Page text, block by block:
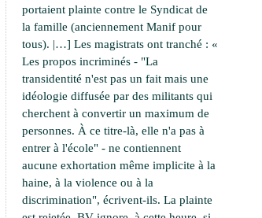
portaient plainte contre le Syndicat de
la famille (anciennement Manif pour
tous). |…] Les magistrats ont tranché : «
Les propos incriminés - "La
transidentité n'est pas un fait mais une
idéologie diffusée par des militants qui
cherchent à convertir un maximum de
personnes. À ce titre-là, elle n'a pas à
entrer à l'école" - ne contiennent
aucune exhortation même implicite à la
haine, à la violence ou à la
discrimination", écrivent-ils. La plainte